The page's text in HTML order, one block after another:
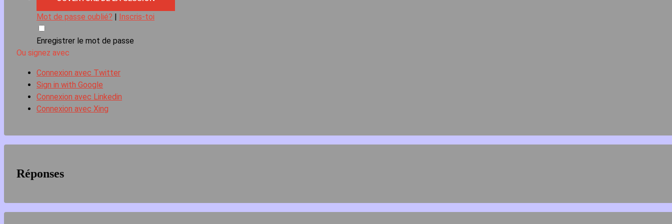
Mot de passe oublié? Inscris-toi
Enregistrer le mot de passe
Ou signez avec
Connexion avec Twitter
Sign in with Google
Connexion avec Linkedin
Connexion avec Xing
Réponses